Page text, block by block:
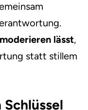
lässt,
statt stillem